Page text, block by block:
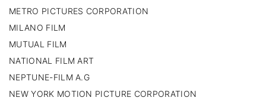
METRO PICTURES CORPORATION
MILANO FILM
MUTUAL FILM
NATIONAL FILM ART
NEPTUNE-FILM A.G
NEW YORK MOTION PICTURE CORPORATION